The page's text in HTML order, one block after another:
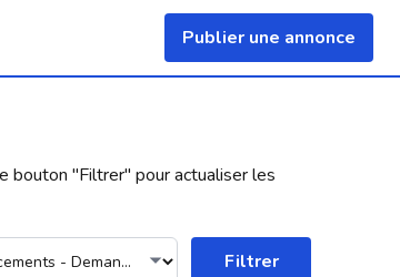
Publier une annonce
bouton "Filtrer" pour actualiser les
Filtrer